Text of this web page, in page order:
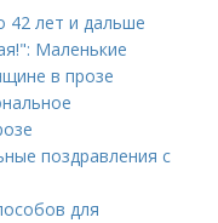
42 лет и дальше
Маленькие
в прозе
поздравления с
для